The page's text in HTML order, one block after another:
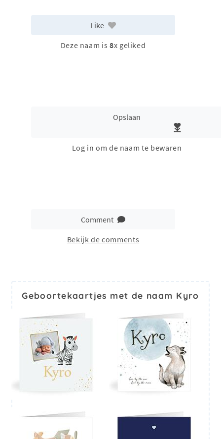
Like
Deze naam is 8x geliked
Opslaan
Log in om de naam te bewaren
Comment
Bekijk de comments
Geboortekaartjes met de naam Kyro